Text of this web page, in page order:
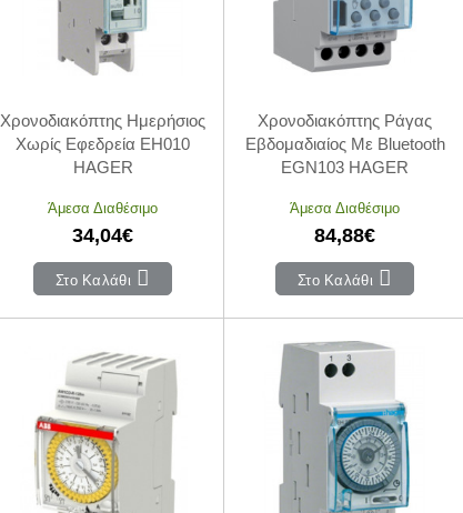
Χρονοδιακόπτης Ημερήσιος
Χωρίς Εφεδρεία EH010
HAGER
Άμεσα Διαθέσιμο
34,04€
Στο Καλάθι
Χρονοδιακόπτης Ράγας
Εβδομαδιαίος Με Bluetooth
EGN103 HAGER
Άμεσα Διαθέσιμο
84,88€
Στο Καλάθι